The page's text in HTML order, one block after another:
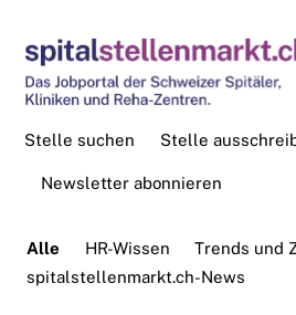
Stelle
Stelle suchen
Newsletter abonnieren
Alle HR-Wissen
Trends und
spitalstellenmarkt.ch-News